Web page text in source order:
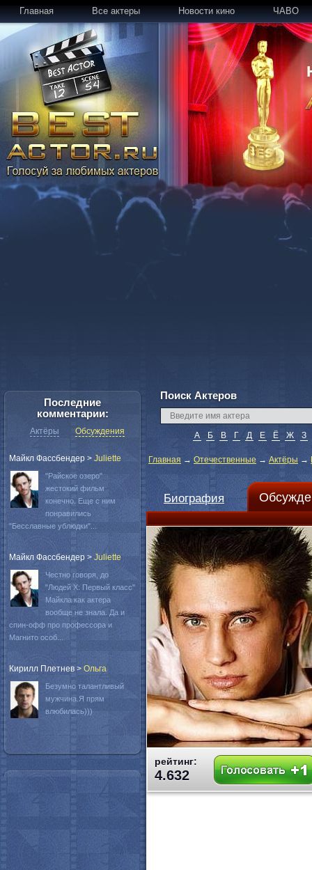
Главная Все актеры Новости кино ЧАВО
Поиск Актеров
А Б В Г Д Е Ё Ж З
Главная → Отечественные → Актёры →
Биография
рейтинг:
4.632
Последние
комментарии:
Актёры Обсуждения
Майкл Фассбендер > Juliette
"Райское озеро"
жестокий фильм
конечно. Еще с ним
понравились
"Бесславные ублюдки"...
Майкл Фассбендер > Juliette
Честно говоря, до
"Людей Х: Первый класс"
Майкла как актера
вообще не знала. Да и
спин-офф про профессора и
Магнито особ...
Кирилл Плетнев > Oльга
Безумно талантливый
мужчина.Я прям
влюбилась)))